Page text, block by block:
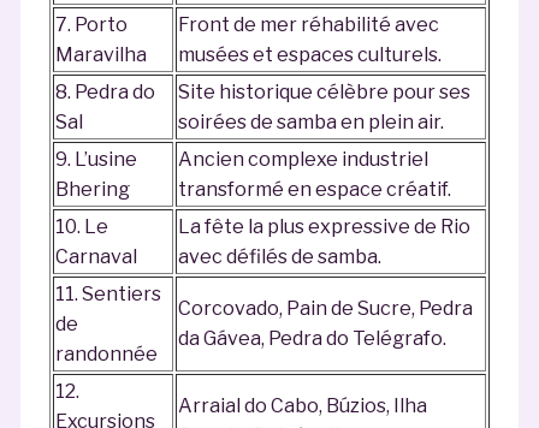
7. Porto
Maravilha
Front de mer réhabilité avec
musées et espaces culturels.
8. Pedra do
Sal
Site historique célèbre pour ses
soirées de samba en plein air.
9. L’usine
Bhering
Ancien complexe industriel
transformé en espace créatif.
10. Le
Carnaval
La fête la plus expressive de Rio
avec défilés de samba.
11. Sentiers
de
randonnée
Corcovado, Pain de Sucre, Pedra
da Gávea, Pedra do Telégrafo.
12.
Excursions
Arraial do Cabo, Búzios, Ilha